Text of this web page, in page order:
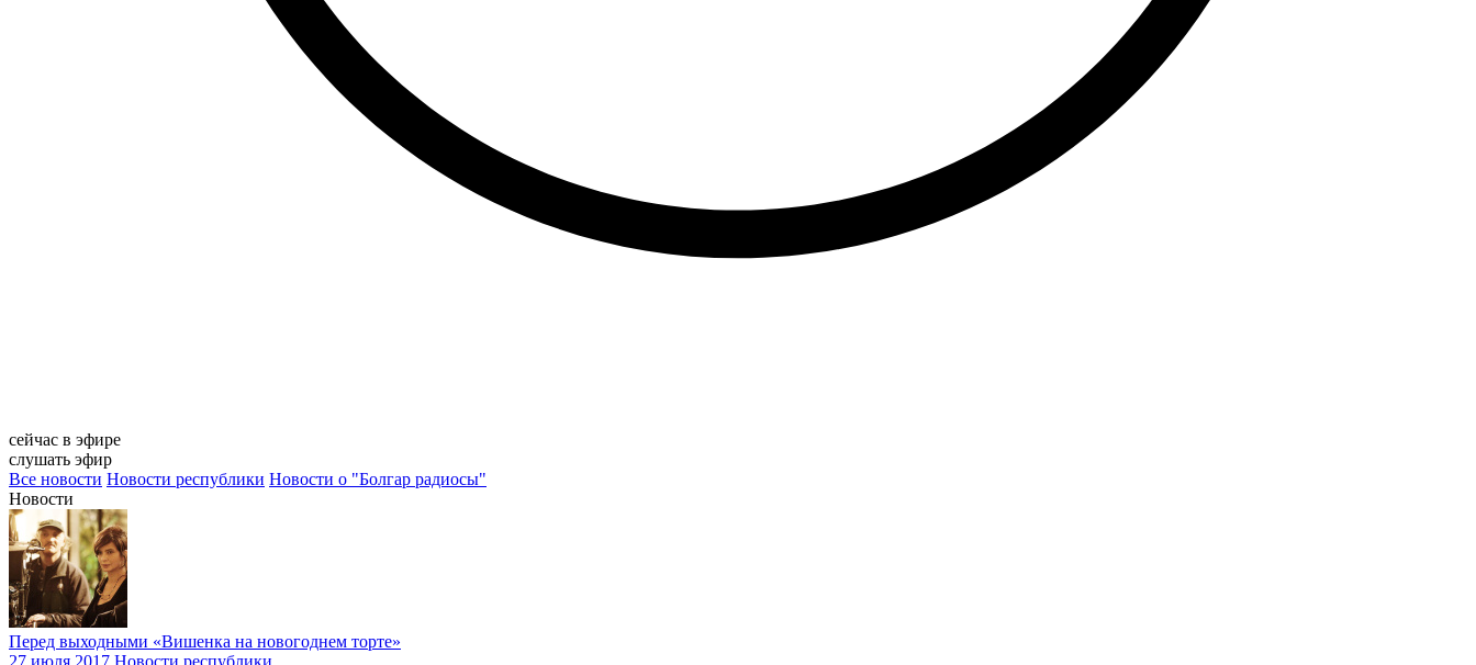
сейчас в эфире
слушать эфир
Все новости Новости республики Новости о "Болгар радиосы"
Новости
Перед выходными «Вишенка на новогоднем торте»